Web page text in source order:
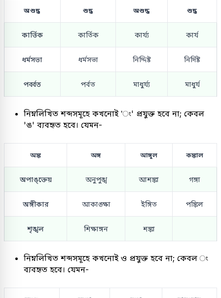
অশুদ্ধ শুদ্ধ অশুদ্ধ শুদ্ধ
কার্ত্তিক কার্তিক কার্য্য কার্য
ধর্মসভা ধর্মসভা নিদ্দিষ্ট নির্দিষ্ট
পর্ব্বত পর্বত মাধুর্য্য মাধুর্য
নিম্নলিখিত শব্দসমূহে কখনোই 'ং' প্রযুক্ত হবে না; কেবল
'ঙ' ব্যবহৃত হবে। যেমন-
অঙ্ক অঙ্গ আঙ্গুল কঙ্কাল
অপাঙ্ক্তেয় অনুপুঙ্খ আশঙ্কা গঙ্গা
অঙ্গীকার আকাঙ্ক্ষা ইঙ্গিত পঙ্কিল
শৃঙ্খল শিক্ষাঙ্গন শঙ্কা
নিম্নলিখিত শব্দসমূহে কখনোই ও প্রযুক্ত হবে না; কেবল ং
ব্যবহৃত হবে। যেমন-